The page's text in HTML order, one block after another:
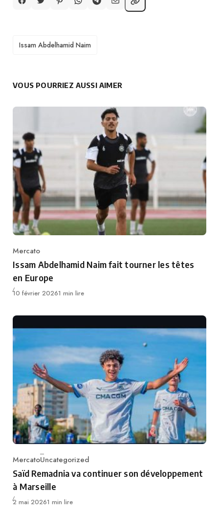
TAGS
Issam Abdelhamid Naim
VOUS POURRIEZ AUSSI AIMER
Category
Mercato
Issam Abdelhamid Naim fait tourner les têtes
en Europe
Publié
10 février 20261 min lire
Category
MercatoUncategorized
Saïd Remadnia va continuer son développement
à Marseille
Publié
2 mai 20261 min lire